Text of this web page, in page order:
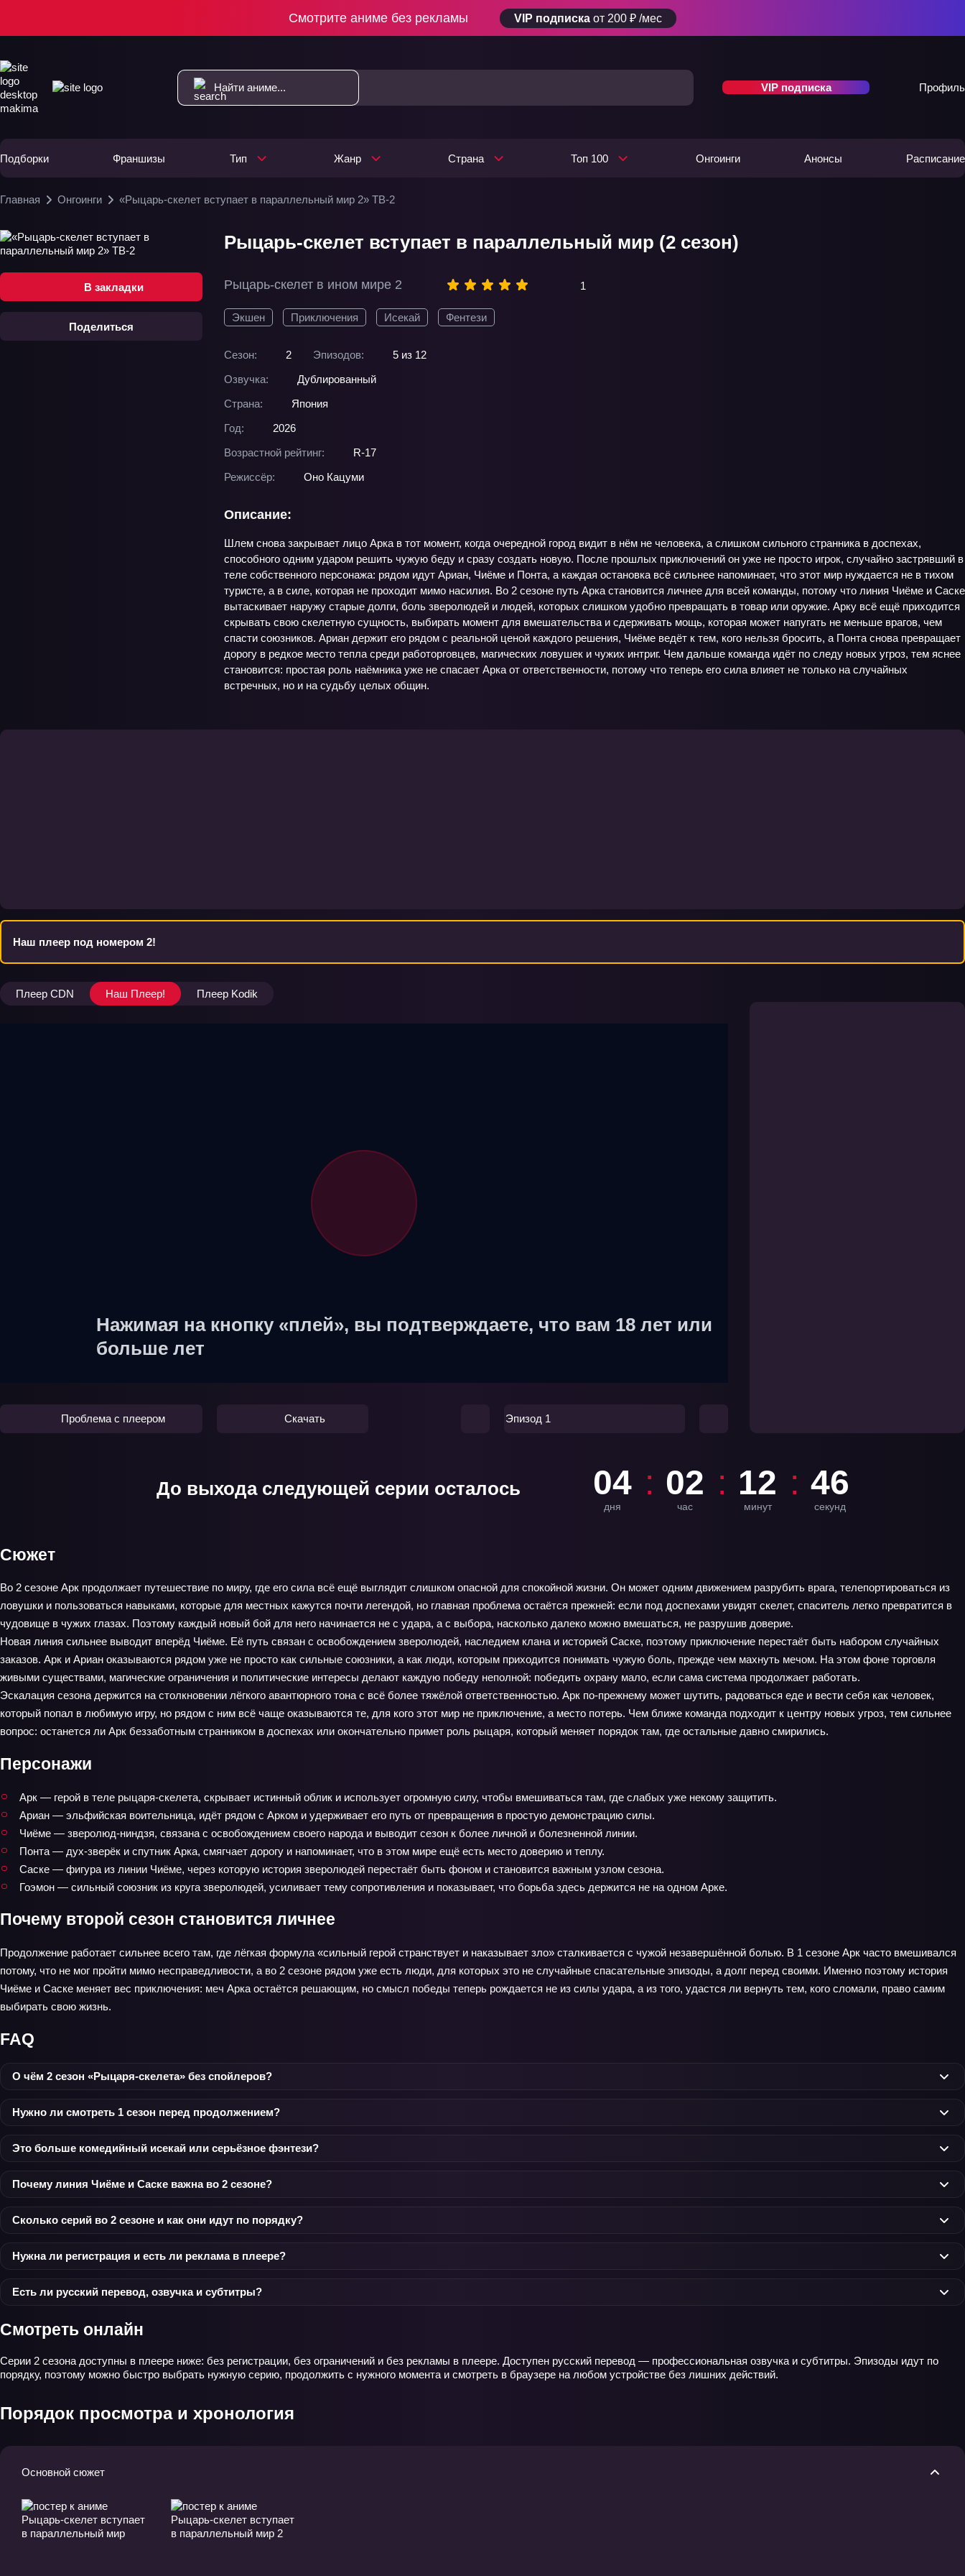
Смотрите аниме без рекламы VIP подписка от 200 ₽ /мес
VIP подписка Профиль
Подборки Франшизы Тип Жанр Страна Топ 100 Онгоинги Анонсы Расписание
Главная Онгоинги «Рыцарь-скелет вступает в параллельный мир 2» ТВ-2
В закладки
Поделиться
Рыцарь-скелет вступает в параллельный мир (2 сезон)
Рыцарь-скелет в ином мире 2 1
Экшен Приключения Исекай Фентези
Сезон: 2 Эпизодов:
5 из 12
Озвучка:
Дублированный
Страна:
Япония
Год:
2026
Возрастной рейтинг:
R-17
Режиссёр:
Оно Кацуми
Описание:
Шлем снова закрывает лицо Арка в тот момент, когда очередной город видит в нём не человека, а слишком сильного странника в доспехах,
способного одним ударом решить чужую беду и сразу создать новую. После прошлых приключений он уже не просто игрок, случайно застрявший в
теле собственного персонажа: рядом идут Ариан, Чиёме и Понта, а каждая остановка всё сильнее напоминает, что этот мир нуждается не в тихом
туристе, а в силе, которая не проходит мимо насилия. Во 2 сезоне путь Арка становится личнее для всей команды, потому что линия Чиёме и Саске
вытаскивает наружу старые долги, боль зверолюдей и людей, которых слишком удобно превращать в товар или оружие. Арку всё ещё приходится
скрывать свою скелетную сущность, выбирать момент для вмешательства и сдерживать мощь, которая может напугать не меньше врагов, чем
спасти союзников. Ариан держит его рядом с реальной ценой каждого решения, Чиёме ведёт к тем, кого нельзя бросить, а Понта снова превращает
дорогу в редкое место тепла среди работорговцев, магических ловушек и чужих интриг. Чем дальше команда идёт по следу новых угроз, тем яснее
становится: простая роль наёмника уже не спасает Арка от ответственности, потому что теперь его сила влияет не только на случайных
встречных, но и на судьбу целых общин.
Наш плеер под номером 2!
Плеер CDN Наш Плеер! Плеер Kodik
Нажимая на кнопку «плей», вы подтверждаете, что вам 18 лет или
больше лет
Проблема с плеером Скачать Эпизод 1
До выхода следующей серии осталось 04
дня
02
час
12
минут
44
секунд
Сюжет
Во 2 сезоне Арк продолжает путешествие по миру, где его сила всё ещё выглядит слишком опасной для спокойной жизни. Он может одним движением разрубить врага, телепортироваться из
ловушки и пользоваться навыками, которые для местных кажутся почти легендой, но главная проблема остаётся прежней: если под доспехами увидят скелет, спаситель легко превратится в
чудовище в чужих глазах. Поэтому каждый новый бой для него начинается не с удара, а с выбора, насколько далеко можно вмешаться, не разрушив доверие.
Новая линия сильнее выводит вперёд Чиёме. Её путь связан с освобождением зверолюдей, наследием клана и историей Саске, поэтому приключение перестаёт быть набором случайных
заказов. Арк и Ариан оказываются рядом уже не просто как сильные союзники, а как люди, которым приходится понимать чужую боль, прежде чем махнуть мечом. На этом фоне торговля
живыми существами, магические ограничения и политические интересы делают каждую победу неполной: победить охрану мало, если сама система продолжает работать.
Эскалация сезона держится на столкновении лёгкого авантюрного тона с всё более тяжёлой ответственностью. Арк по-прежнему может шутить, радоваться еде и вести себя как человек,
который попал в любимую игру, но рядом с ним всё чаще оказываются те, для кого этот мир не приключение, а место потерь. Чем ближе команда подходит к центру новых угроз, тем сильнее
вопрос: останется ли Арк беззаботным странником в доспехах или окончательно примет роль рыцаря, который меняет порядок там, где остальные давно смирились.
Персонажи
Арк — герой в теле рыцаря-скелета, скрывает истинный облик и использует огромную силу, чтобы вмешиваться там, где слабых уже некому защитить.
Ариан — эльфийская воительница, идёт рядом с Арком и удерживает его путь от превращения в простую демонстрацию силы.
Чиёме — зверолюд-ниндзя, связана с освобождением своего народа и выводит сезон к более личной и болезненной линии.
Понта — дух-зверёк и спутник Арка, смягчает дорогу и напоминает, что в этом мире ещё есть место доверию и теплу.
Саске — фигура из линии Чиёме, через которую история зверолюдей перестаёт быть фоном и становится важным узлом сезона.
Гоэмон — сильный союзник из круга зверолюдей, усиливает тему сопротивления и показывает, что борьба здесь держится не на одном Арке.
Почему второй сезон становится личнее
Продолжение работает сильнее всего там, где лёгкая формула «сильный герой странствует и наказывает зло» сталкивается с чужой незавершённой болью. В 1 сезоне Арк часто вмешивался
потому, что не мог пройти мимо несправедливости, а во 2 сезоне рядом уже есть люди, для которых это не случайные спасательные эпизоды, а долг перед своими. Именно поэтому история
Чиёме и Саске меняет вес приключения: меч Арка остаётся решающим, но смысл победы теперь рождается не из силы удара, а из того, удастся ли вернуть тем, кого сломали, право самим
выбирать свою жизнь.
FAQ
О чём 2 сезон «Рыцаря-скелета» без спойлеров?
Нужно ли смотреть 1 сезон перед продолжением?
Это больше комедийный исекай или серьёзное фэнтези?
Почему линия Чиёме и Саске важна во 2 сезоне?
Сколько серий во 2 сезоне и как они идут по порядку?
Нужна ли регистрация и есть ли реклама в плеере?
Есть ли русский перевод, озвучка и субтитры?
Смотреть онлайн
Серии 2 сезона доступны в плеере ниже: без регистрации, без ограничений и без рекламы в плеере. Доступен русский перевод — профессиональная озвучка и субтитры. Эпизоды идут по
порядку, поэтому можно быстро выбрать нужную серию, продолжить с нужного момента и смотреть в браузере на любом устройстве без лишних действий.
Порядок просмотра и хронология
Основной сюжет